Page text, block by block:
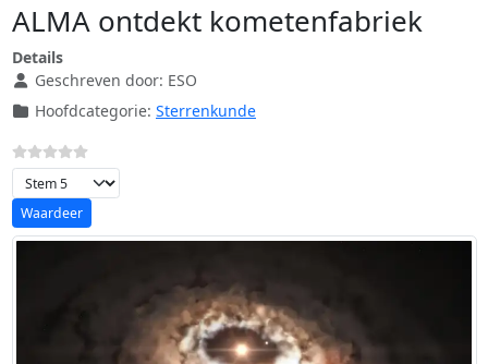
ALMA ontdekt kometenfabriek
Details
Geschreven door: ESO
Hoofdcategorie: Sterrenkunde
Voeg waardering toe